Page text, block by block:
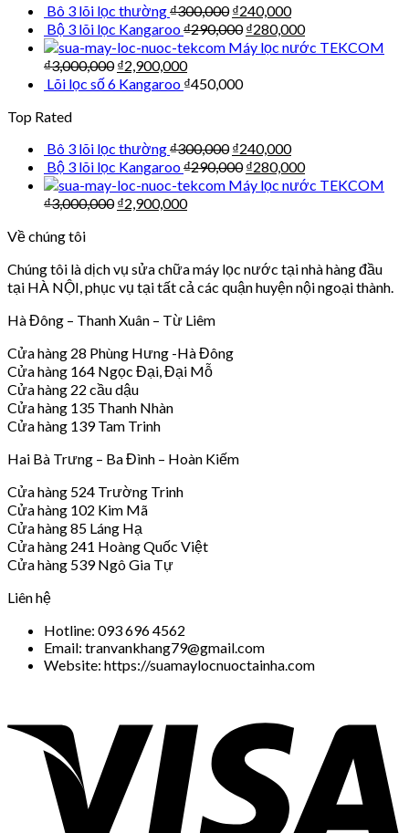
Bô 3 lõi lọc thường₫300,000 ₫240,000
Bộ 3 lõi lọc Kangaroo₫290,000 ₫280,000
Máy lọc nước TEKCOM
₫3,000,000 ₫2,900,000
Lõi lọc số 6 Kangaroo ₫450,000
Top Rated
Bô 3 lõi lọc thường₫300,000 ₫240,000
Bộ 3 lõi lọc Kangaroo₫290,000 ₫280,000
Máy lọc nước TEKCOM
₫3,000,000 ₫2,900,000
Về chúng tôi
Chúng tôi là dịch vụ sửa chữa máy lọc nước tại nhà hàng đầu
tại HÀ NỘI, phục vụ tại tất cả các quận huyện nội ngoại thành.
Hà Đông – Thanh Xuân – Từ Liêm
Cửa hàng 28 Phùng Hưng -Hà Đông
Cửa hàng 164 Ngọc Đại, Đại Mỗ
Cửa hàng 22 cầu dậu
Cửa hàng 135 Thanh Nhàn
Cửa hàng 139 Tam Trinh
Hai Bà Trưng – Ba Đình – Hoàn Kiếm
Cửa hàng 524 Trường Trinh
Cửa hàng 102 Kim Mã
Cửa hàng 85 Láng Hạ
Cửa hàng 241 Hoàng Quốc Việt
Cửa hàng 539 Ngô Gia Tự
Liên hệ
Hotline: 093 696 4562
Email: tranvankhang79@gmail.com
Website: https://suamaylocnuoctainha.com